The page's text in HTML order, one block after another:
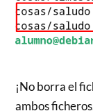
¡No borra el
ambos